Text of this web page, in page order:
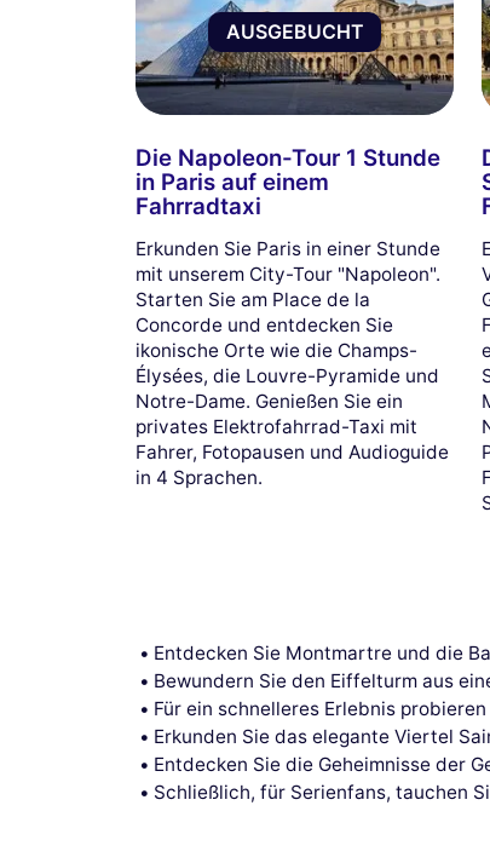
AUSGEBUCHT
Die Napoleon-Tour 1 Stunde
in Paris auf einem
Fahrradtaxi
Erkunden Sie Paris in einer Stunde
mit unserem City-Tour "Napoleon".
Starten Sie am Place de la
Concorde und entdecken Sie
ikonische Orte wie die Champs-
Élysées, die Louvre-Pyramide und
Notre-Dame. Genießen Sie ein
privates Elektrofahrrad-Taxi mit
Fahrer, Fotopausen und Audioguide
in 4 Sprachen.
Entdecken Sie Montmartre und die
Bewundern Sie den Eiffelturm aus
Für ein schnelleres Erlebnis
Erkunden Sie das elegante Viertel
Entdecken Sie die Geheimnisse der
Schließlich, für Serienfans, tauchen